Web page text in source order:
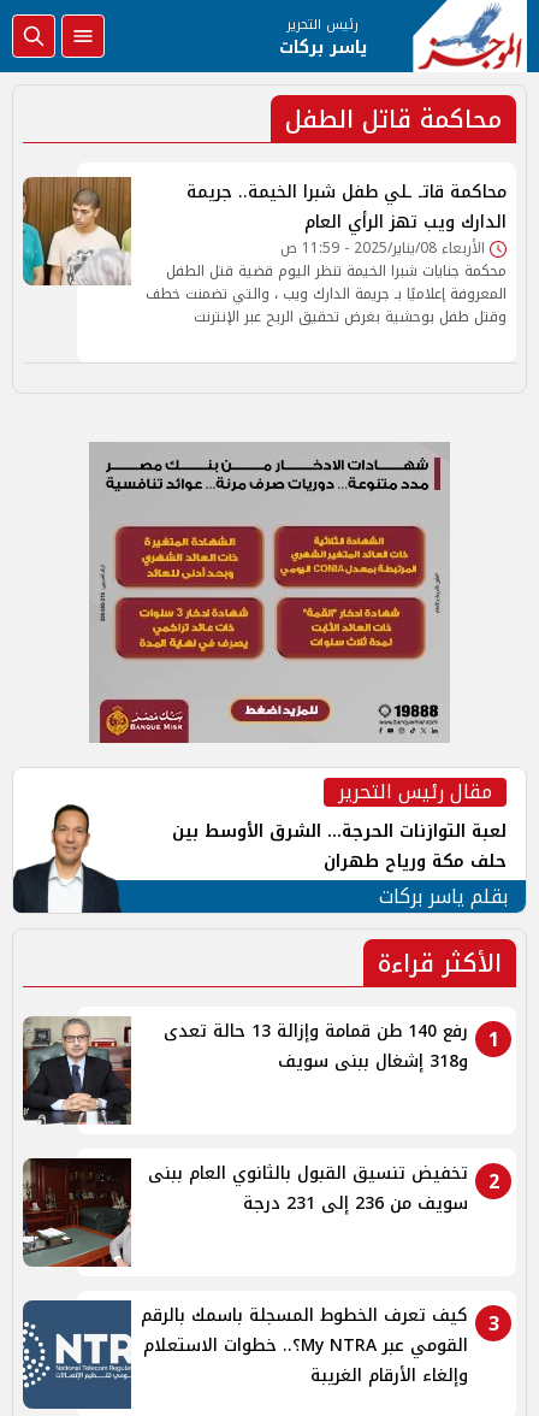
رئيس التحرير
ياسر بركات
محاكمة قاتل الطفل
محاكمة قاتـ ـلي طفل شبرا الخيمة.. جريمة
الدارك ويب تهز الرأي العام
الأربعاء 08/يناير/2025 - 11:59 ص
محكمة جنايات شبرا الخيمة تنظر اليوم قضية قتل الطفل
المعروفة إعلاميًا بـ جريمة الدارك ويب ، والتي تضمنت خطف
وقتل طفل بوحشية بغرض تحقيق الربح عبر الإنترنت
مقال رئيس التحرير
لعبة التوازنات الحرجة... الشرق الأوسط بين
حلف مكة ورياح طهران
بقلم ياسر بركات
الأكثر قراءة
1
رفع 140 طن قمامة وإزالة 13 حالة تعدى
و318 إشغال ببنى سويف
2
تخفيض تنسيق القبول بالثانوي العام ببنى
سويف من 236 إلى 231 درجة
3
كيف تعرف الخطوط المسجلة باسمك بالرقم
القومي عبر My NTRA؟.. خطوات الاستعلام
وإلغاء الأرقام الغريبة